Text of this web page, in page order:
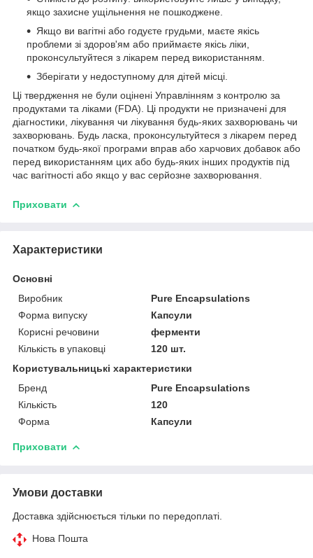
якщо захисне ущільнення не пошкоджене.
Якщо ви вагітні або годуєте грудьми, маєте якісь
проблеми зі здоров'ям або приймаєте якісь ліки,
проконсультуйтеся з лікарем перед використанням.
Зберігати у недоступному для дітей місці.
Ці твердження не були оцінені Управлінням з контролю за
продуктами та ліками (FDA). Ці продукти не призначені для
діагностики, лікування чи лікування будь-яких захворювань чи
захворювань. Будь ласка, проконсультуйтеся з лікарем перед
початком будь-якої програми вправ або харчових добавок або
перед використанням цих або будь-яких інших продуктів під
час вагітності або якщо у вас серйозне захворювання.
Приховати
Характеристики
Основні
Виробник
Pure Encapsulations
Форма випуску
Капсули
Корисні речовини
ферменти
Кількість в упаковці
120 шт.
Користувальницькі характеристики
Бренд
Pure Encapsulations
Кількість
120
Форма
Капсули
Приховати
Умови доставки
Доставка здійснюється тільки по передоплаті.
Нова Пошта